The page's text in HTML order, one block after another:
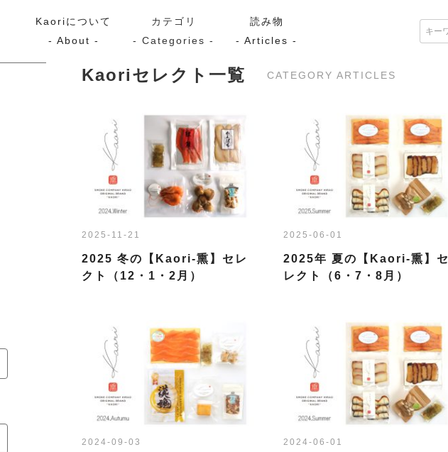
Kaoriについて
- About -
カテゴリ
- Categories -
スモークサーモン
スモーク
プレミアム
漬け魚
Kaori
Kaoriセレクト
読み物
- Articles -
Kaoriセレクト一覧 CATEGORY ARTICLES
2025-11-21
2025 冬の【Kaori-熏】セレ
クト（12・1・2月）
2025-06-01
2025年 夏の【Kaori-熏】セ
レクト（6・7・8月）
2024-09-03 2024-06-01